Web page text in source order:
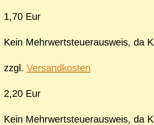
1,70 Eur
Kein Mehrwertsteuerausweis, da
zzgl. Versandkosten
2,20 Eur
Kein Mehrwertsteuerausweis, da